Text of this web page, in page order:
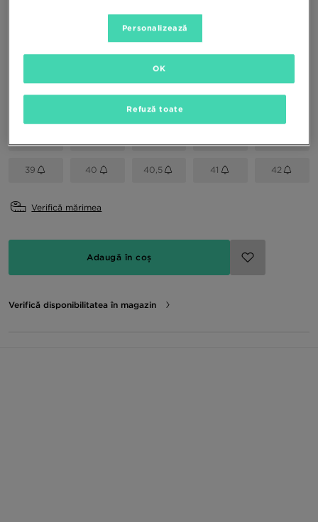
EU US
39 40 40,5 41 42
Verifică mărimea
Adaugă în coș
Verifică disponibilitatea în magazin
Personalizează
Refuză toate
OK